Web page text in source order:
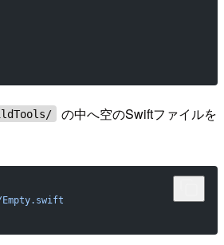
の中へ空のSwiftファイルを